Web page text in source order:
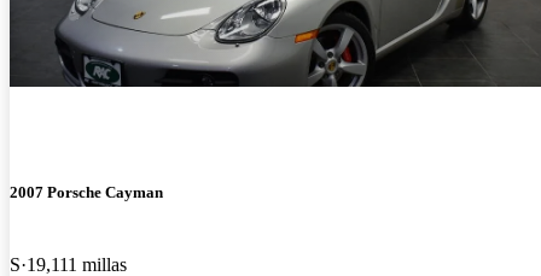
2007 Porsche Cayman
S 19,111 millas